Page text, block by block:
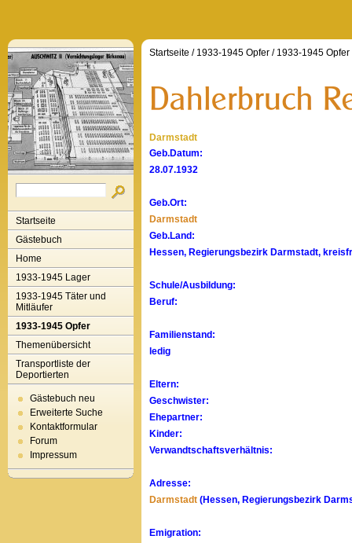
Startseite
Gästebuch
Home
1933-1945 Lager
1933-1945 Täter und
Mitläufer
1933-1945 Opfer
Themenübersicht
Transportliste der
Deportierten
Gästebuch neu
Erweiterte Suche
Kontaktformular
Forum
Impressum
Startseite / 1933-1945 Opfer / 1933-1945 Opfer
Darmstadt
Geb.Datum:
28.07.1932
Geb.Ort:
Darmstadt
Geb.Land:
Hessen, Regierungsbezirk Darmstadt,
Schule/Ausbildung:
Beruf:
Familienstand:
ledig
Eltern:
Geschwister:
Ehepartner:
Kinder:
Verwandtschaftsverhältnis:
Adresse:
Darmstadt (Hessen, Regierungsbezirk
Emigration: